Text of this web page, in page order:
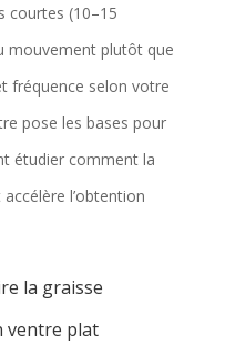
courtes (10–15
mouvement plutôt que
fréquence selon votre
pose les bases pour
étudier comment la
l’obtention
la graisse
ventre plat